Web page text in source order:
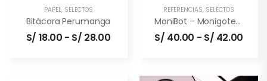
PAPEL, SELECTOS
Bitácora Perumanga
S/ 18.00 - S/ 28.00
REFERENCIAS, SELECTOS
MoniBot – Monigote Articulable
S/ 40.00 - S/ 42.00